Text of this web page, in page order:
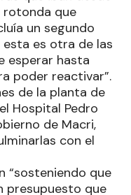
rotonda que
un segundo
esta es otra de las
esperar hasta
poder reactivar”.
de la planta de
Hospital Pedro
de Macri,
con el
“sosteniendo que
presupuesto que